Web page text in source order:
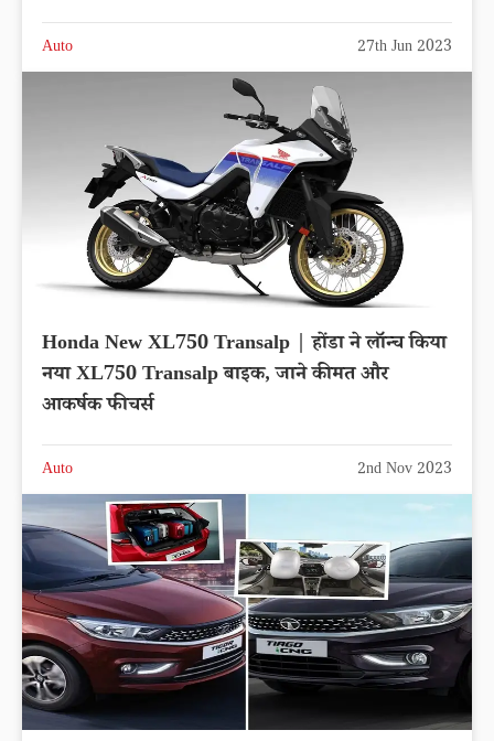
Auto 27th Jun 2023
Honda New XL750 Transalp | होंडा ने लॉन्च किया
नया XL750 Transalp बाइक, जाने कीमत और
आकर्षक फीचर्स
Auto 2nd Nov 2023